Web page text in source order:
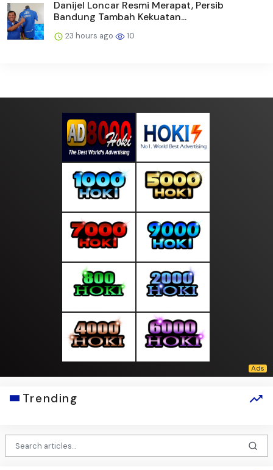
Danijel Loncar Resmi Merapat, Persib
Bandung Tambah Kekuatan...
23 hours ago 10
Trending